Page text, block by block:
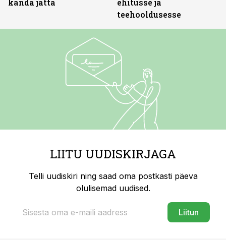
kanda jätta
ehitusse ja
teehooldusesse
LIITU UUDISKIRJAGA
Telli uudiskiri ning saad oma postkasti päeva
olulisemad uudised.
Liitun